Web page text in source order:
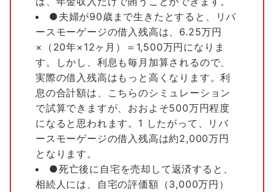
●夫婦が90歳まで生きたとすると、リバ
ースモーゲージの借入残高は、6.25万円
×（20年×12ヶ月）＝1,500万円になりま
す。しかし、利息も毎月加算されるので、
実際の借入残高はもっと高くなります。利
息の合計額は、こちらのシミュレーション
で試算できますが、おおよそ500万円程度
になると思われます。1 したがって、リバ
ースモーゲージの借入残高は約2,000万円
となります。
●死亡後に自宅を売却して返済すると、
相続人には、自宅の評価額（3,000万円）